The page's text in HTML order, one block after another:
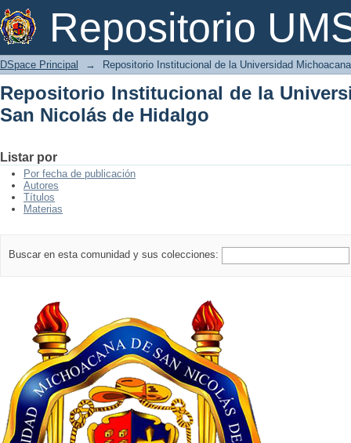
Repositorio
Repositorio Institucional de la
DSpace Principal → Repositorio Institucional de la Universidad
Repositorio Institucional de la
San Nicolás de Hidalgo
Listar por
Por fecha de publicación
Autores
Títulos
Materias
Buscar en esta comunidad y sus colecciones: